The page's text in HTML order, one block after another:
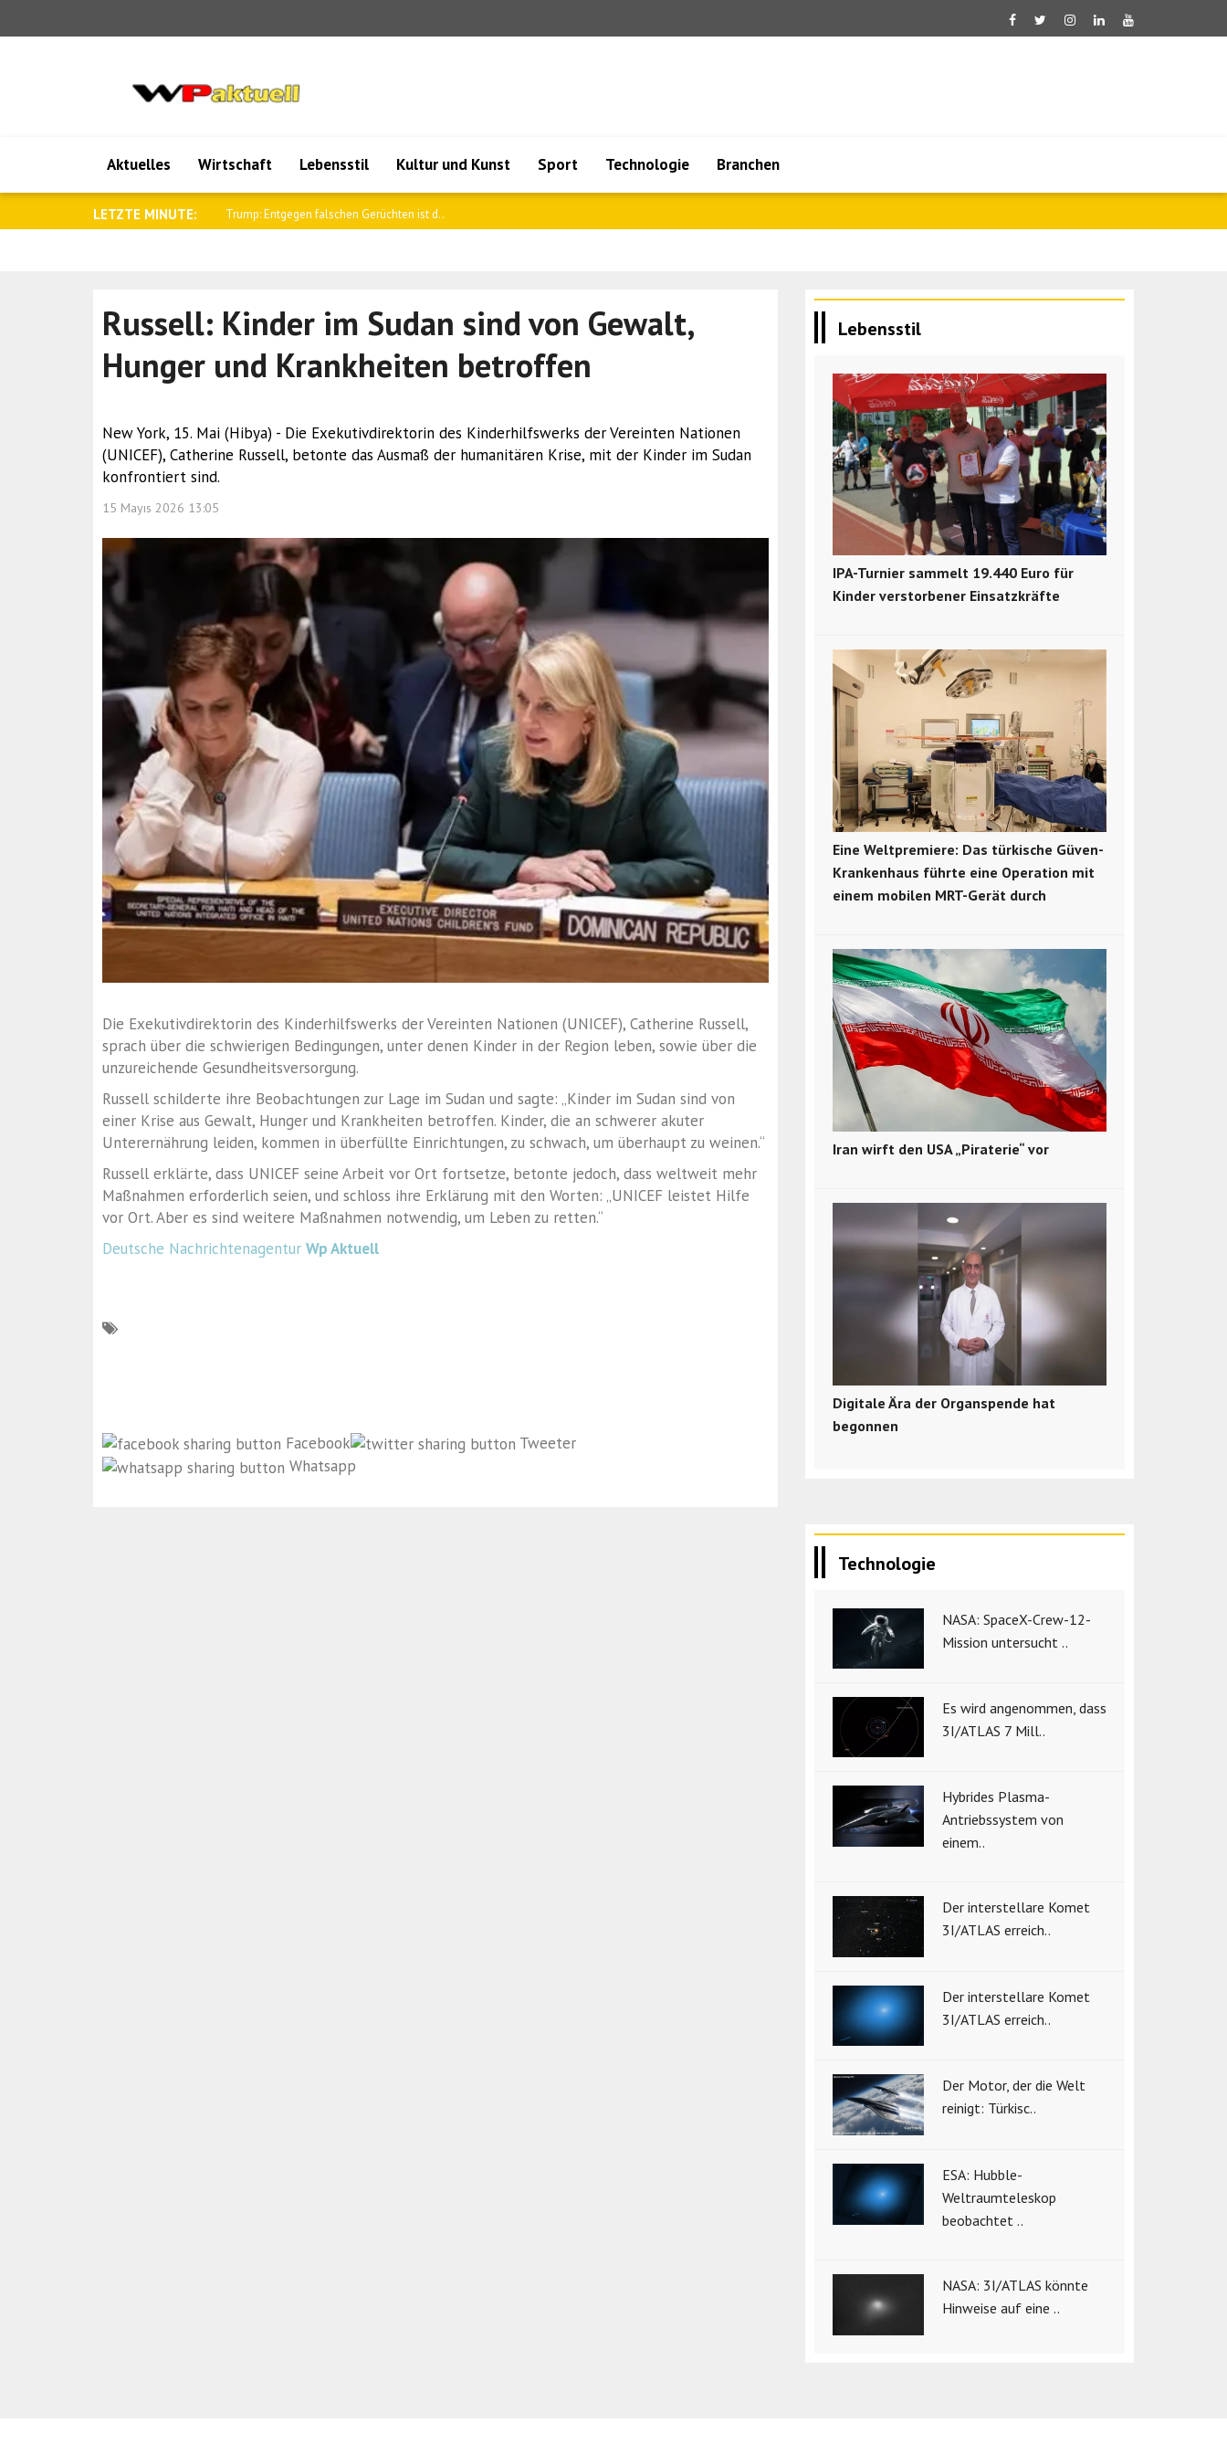
Aktuelles Wirtschaft Lebensstil Kultur und Kunst Sport Technologie Branchen
LETZTE MINUTE: Al-Scharaa empfing den britischen Nation..
Russell: Kinder im Sudan sind von Gewalt,
Hunger und Krankheiten betroffen
New York, 15. Mai (Hibya) - Die Exekutivdirektorin des Kinderhilfswerks der Vereinten Nationen
(UNICEF), Catherine Russell, betonte das Ausmaß der humanitären Krise, mit der Kinder im Sudan
konfrontiert sind.
15 Mayıs 2026 13:05
Die Exekutivdirektorin des Kinderhilfswerks der Vereinten Nationen (UNICEF), Catherine Russell,
sprach über die schwierigen Bedingungen, unter denen Kinder in der Region leben, sowie über die
unzureichende Gesundheitsversorgung.
Russell schilderte ihre Beobachtungen zur Lage im Sudan und sagte: „Kinder im Sudan sind von
einer Krise aus Gewalt, Hunger und Krankheiten betroffen. Kinder, die an schwerer akuter
Unterernährung leiden, kommen in überfüllte Einrichtungen, zu schwach, um überhaupt zu weinen.“
Russell erklärte, dass UNICEF seine Arbeit vor Ort fortsetze, betonte jedoch, dass weltweit mehr
Maßnahmen erforderlich seien, und schloss ihre Erklärung mit den Worten: „UNICEF leistet Hilfe
vor Ort. Aber es sind weitere Maßnahmen notwendig, um Leben zu retten.“
Deutsche Nachrichtenagentur Wp Aktuell
Facebook
Tweeter
Whatsapp
Lebensstil
IPA-Turnier sammelt 19.440 Euro für
Kinder verstorbener Einsatzkräfte
Eine Weltpremiere: Das türkische Güven-
Krankenhaus führte eine Operation mit
einem mobilen MRT-Gerät durch
Iran wirft den USA „Piraterie“ vor
Digitale Ära der Organspende hat
begonnen
Technologie
NASA: SpaceX-Crew-12-
Mission untersucht ..
Es wird angenommen, dass
3I/ATLAS 7 Mill..
Hybrides Plasma-
Antriebssystem von
einem..
Der interstellare Komet
3I/ATLAS erreich..
Der interstellare Komet
3I/ATLAS erreich..
Der Motor, der die Welt
reinigt: Türkisc..
ESA: Hubble-
Weltraumteleskop
beobachtet ..
NASA: 3I/ATLAS könnte
Hinweise auf eine ..